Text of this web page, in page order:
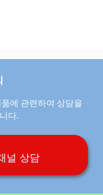
에 관련하여 상담을
다.
널 상담